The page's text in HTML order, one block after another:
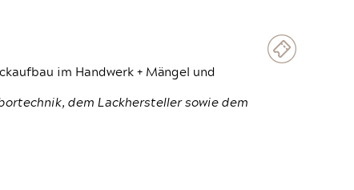
im Handwerk + Mängel und
dem Lackhersteller sowie dem